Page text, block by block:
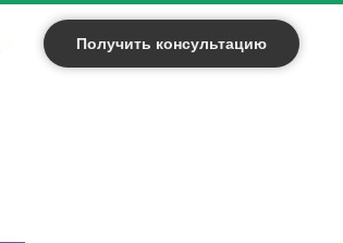
Получить консультацию